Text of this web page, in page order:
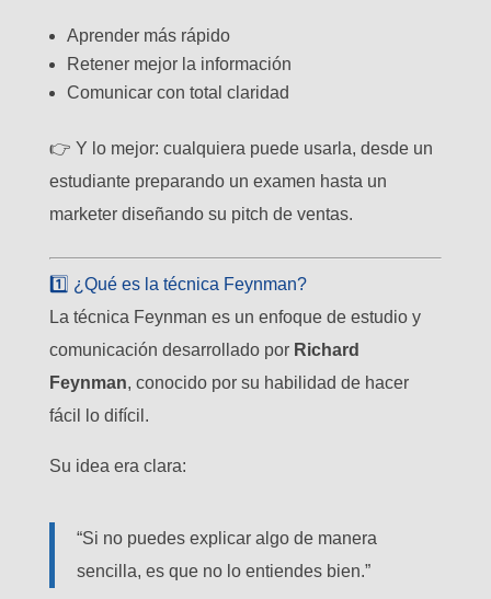
Aprender más rápido
Retener mejor la información
Comunicar con total claridad
👉 Y lo mejor: cualquiera puede usarla, desde un
estudiante preparando un examen hasta un
marketer diseñando su pitch de ventas.
1️⃣ ¿Qué es la técnica Feynman?
La técnica Feynman es un enfoque de estudio y
comunicación desarrollado por Richard
Feynman, conocido por su habilidad de hacer
fácil lo difícil.
Su idea era clara:
“Si no puedes explicar algo de manera
sencilla, es que no lo entiendes bien.”